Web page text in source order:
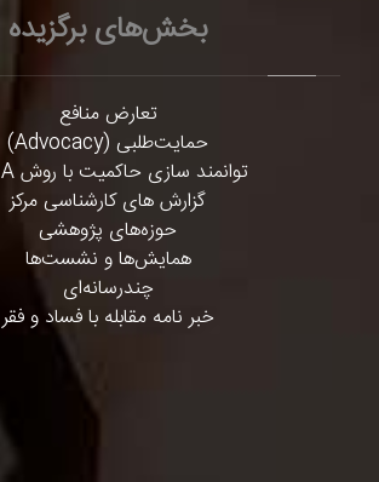
بخش‌های برگزیده
تعارض منافع
حمایت‌طلبی (Advocacy)
توانمند سازی حاکمیت با روش PDIA
گزارش های کارشناسی مرکز
حوزه‌های پژوهشی
همایش‌ها و نشست‌ها
چندرسانه‌ای
خبر نامه مقابله با فساد و فقر